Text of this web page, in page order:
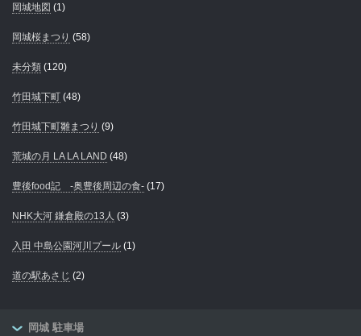
岡城地図 (1)
岡城桜まつり (58)
未分類 (120)
竹田城下町 (48)
竹田城下町雛まつり (9)
荒城の月 LA LA LAND (48)
豊後food記 -奥豊後周辺の食- (17)
NHK大河 鎌倉殿の13人 (3)
入田 中島公園河川プール (1)
道の駅あさじ (2)
岡城 駐車場